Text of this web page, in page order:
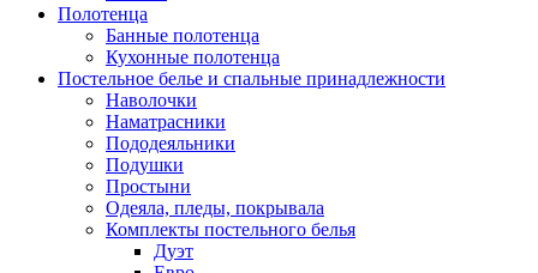
Полотенца
Банные полотенца
Кухонные полотенца
Постельное белье и спальные принадлежности
Наволочки
Наматрасники
Пододеяльники
Подушки
Простыни
Одеяла, пледы, покрывала
Комплекты постельного белья
Дуэт